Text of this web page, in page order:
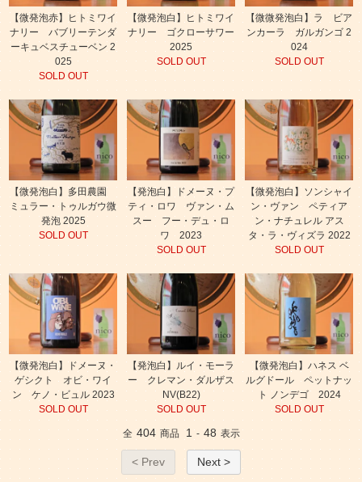
【微発泡赤】ヒトミワイ
ナリー バブリーテンダ
ーキュベスチューベン 2
025
SOLD OUT
【微発泡白】ヒトミワイ
ナリー ゴクローサワー
2025
SOLD OUT
【微微発泡白】ラ ビア
ンカーラ ガルガンゴ 2
024
SOLD OUT
【微発泡白】多田農園
ミュラー・トゥルガウ微
発泡 2025
SOLD OUT
【発泡白】ドメーヌ・プ
ティ・ロワ ヴァン・ム
スー フー・デュ・ロ
ワ 2023
SOLD OUT
【微発泡白】ソンシャイ
ン・ヴァン ペティア
ン・ナチュレル アス
タ・ラ・ヴィズラ 2022
SOLD OUT
【微発泡白】ドメーヌ・
ゲシクト オビ・ワイ
ン ケノ・ビュル 2023
SOLD OUT
【発泡白】ルイ・モーラ
ー クレマン・ダルザス
NV(B22)
SOLD OUT
【微発泡白】ハネス ベ
ルグドール ペットナッ
ト ノンデゴ 2024
SOLD OUT
全 404 商品 1 - 48 表示
< Prev Next >